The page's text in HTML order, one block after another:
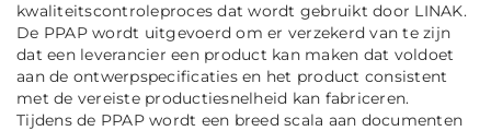
kwaliteitscontroleproces dat wordt gebruikt door LINAK.
De PPAP wordt uitgevoerd om er verzekerd van te zijn
dat een leverancier een product kan maken dat voldoet
aan de ontwerpspecificaties en het product consistent
met de vereiste productiesnelheid kan fabriceren.
Tijdens de PPAP wordt een breed scala aan documenten